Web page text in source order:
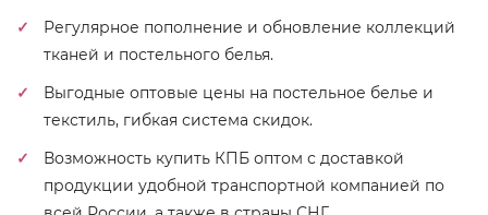
Регулярное пополнение и обновление коллекций
тканей и постельного белья.
Выгодные оптовые цены на постельное белье и
текстиль, гибкая система скидок.
Возможность купить КПБ оптом с доставкой
продукции удобной транспортной компанией по